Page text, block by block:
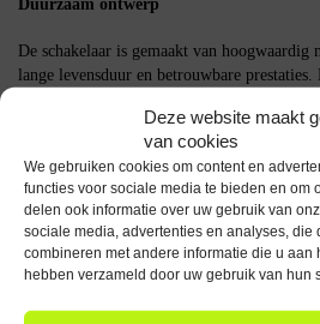
Deze website maakt
van cookies
We gebruiken cookies om content en
functies voor sociale media te bieden en om
delen ook informatie over uw gebruik van
sociale media, advertenties en analyses, die
combineren met andere informatie die u aan
hebben verzameld door uw gebruik van hun
Duurzaam ontwerp
De schakelaar is gemaakt van
lange levensduur en betrouwbare
Hoe het product werkt
De ProRide Metalen Pulsschakelaar werkt
effectieve manier. Wanneer je de knop
kortstondig contact (momentary action), wat
zoals deurbelcircuits of andere tijdelijke